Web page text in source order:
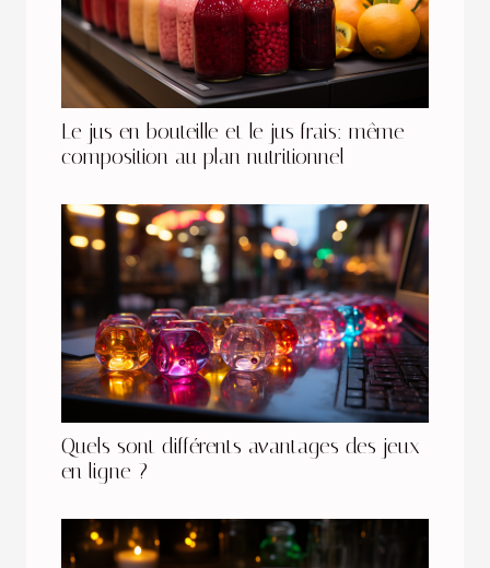
Le jus en bouteille et le jus frais: même
composition au plan nutritionnel
Quels sont différents avantages des jeux
en ligne ?